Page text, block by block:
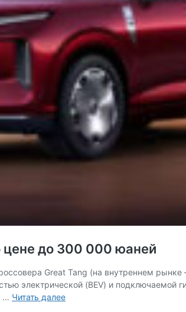
цене до 300 000 юаней
Great Tang (на внутреннем
электрической (BEV) и
… Читать далееBYD